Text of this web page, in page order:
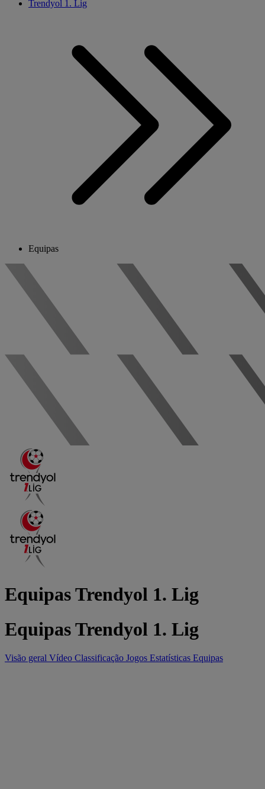
Trendyol 1. Lig
Equipas
Equipas Trendyol 1. Lig
Equipas Trendyol 1. Lig
Visão geral Vídeo Classificação Jogos Estatísticas Equipas